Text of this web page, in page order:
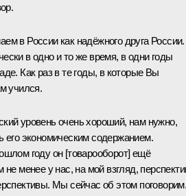
в России как надёжного друга России.
в одно и то же время, в одни годы
Как раз в те годы, в которые Вы
учился.
уровень очень хороший, нам нужно,
его экономическим содержанием.
году он [товарооборот] ещё
не менее у нас, на мой взгляд,
Мы сейчас об этом